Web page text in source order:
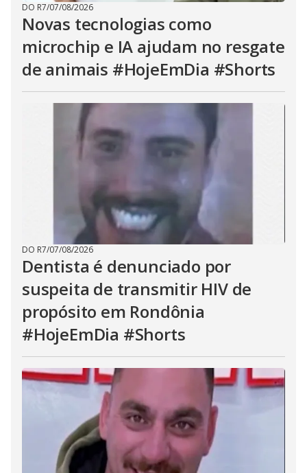
DO R7/07/08/2026
Novas tecnologias como
microchip e IA ajudam no resgate
de animais #HojeEmDia #Shorts
DO R7/07/08/2026
Dentista é denunciado por
suspeita de transmitir HIV de
propósito em Rondônia
#HojeEmDia #Shorts